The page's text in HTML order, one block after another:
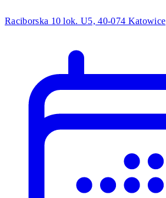
Raciborska 10 lok. U5, 40-074 Katowice